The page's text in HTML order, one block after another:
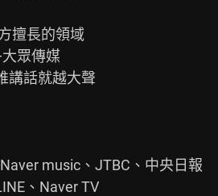
擅長的領域
眾傳媒
講話就越大聲
music、JTBC、中央日報
、Naver TV